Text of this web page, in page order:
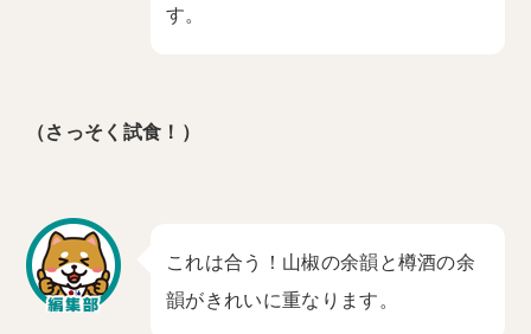
す。
（さっそく試食！）
これは合う！山椒の余韻と樽酒の余
韻がきれいに重なります。